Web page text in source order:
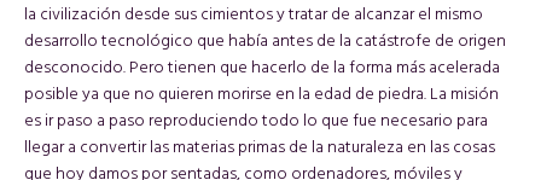
la civilización desde sus cimientos y tratar de alcanzar el mismo
desarrollo tecnológico que había antes de la catástrofe de origen
desconocido. Pero tienen que hacerlo de la forma más acelerada
posible ya que no quieren morirse en la edad de piedra. La misión
es ir paso a paso reproduciendo todo lo que fue necesario para
llegar a convertir las materias primas de la naturaleza en las cosas